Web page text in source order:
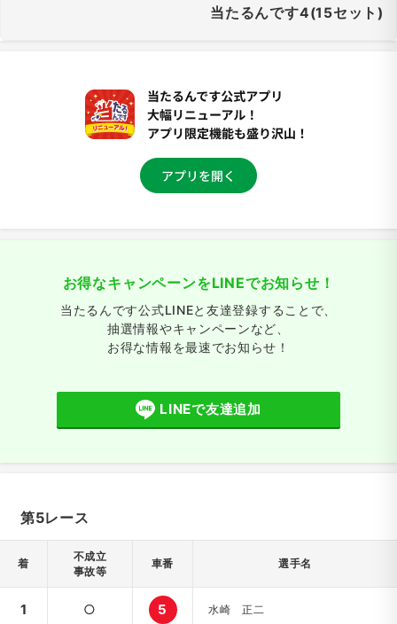
当たるんです4(15セット)
お得なキャンペーンをLINEでお知らせ！
当たるんです公式LINEと友達登録することで、
抽選情報やキャンペーンなど、
お得な情報を最速でお知らせ！
LINEで友達追加
第5レース
着
不成立
事故等
車番 選手名
1 ○ 5 水崎 正二